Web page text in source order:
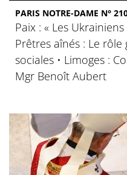
PARIS NOTRE-DAME N°
Paix : « Les
Prêtres aînés : Le
sociales • Limoges :
Mgr Benoît Aubert